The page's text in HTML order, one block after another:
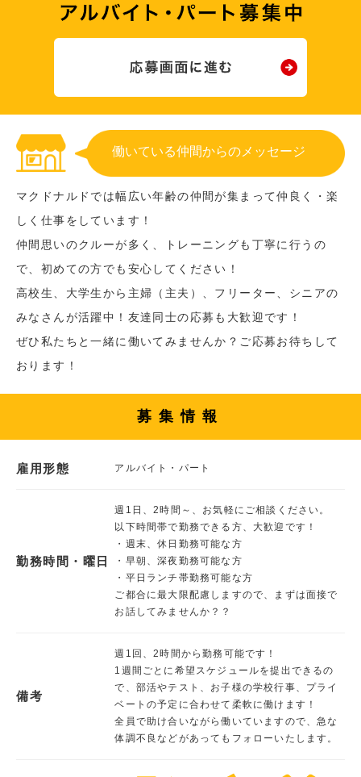
働いている仲間からのメッセージ
マクドナルドでは幅広い年齢の仲間が集まって仲良く・楽
しく仕事をしています！
仲間思いのクルーが多く、トレーニングも丁寧に行うの
で、初めての方でも安心してください！
高校生、大学生から主婦（主夫）、フリーター、シニアの
みなさんが活躍中！友達同士の応募も大歓迎です！
ぜひ私たちと一緒に働いてみませんか？ご応募お待ちして
おります！
募集情報
雇用形態 アルバイト・パート
勤務時間・曜日
週1日、2時間～、お気軽にご相談ください。
以下時間帯で勤務できる方、大歓迎です！
・週末、休日勤務可能な方
・早朝、深夜勤務可能な方
・平日ランチ帯勤務可能な方
ご都合に最大限配慮しますので、まずは面接で
お話してみませんか？？
備考
週1回、2時間から勤務可能です！
1週間ごとに希望スケジュールを提出できるの
で、部活やテスト、お子様の学校行事、プライ
ベートの予定に合わせて柔軟に働けます！
全員で助け合いながら働いていますので、急な
体調不良などがあってもフォローいたします。